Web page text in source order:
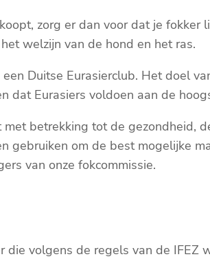
zorg er dan voor dat je fokker
welzijn van de hond en het ras.
Duitse Eurasierclub. Het doel
dat Eurasiers voldoen aan de
betrekking tot de gezondheid,
om de best mogelijke
van onze fokcommissie.
volgens de regels van de